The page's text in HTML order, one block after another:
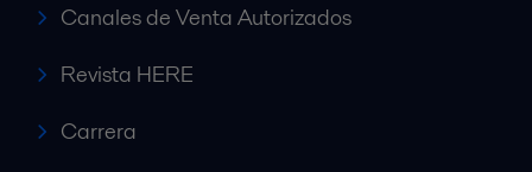
Canales de Venta Autorizados
Revista HERE
Carrera